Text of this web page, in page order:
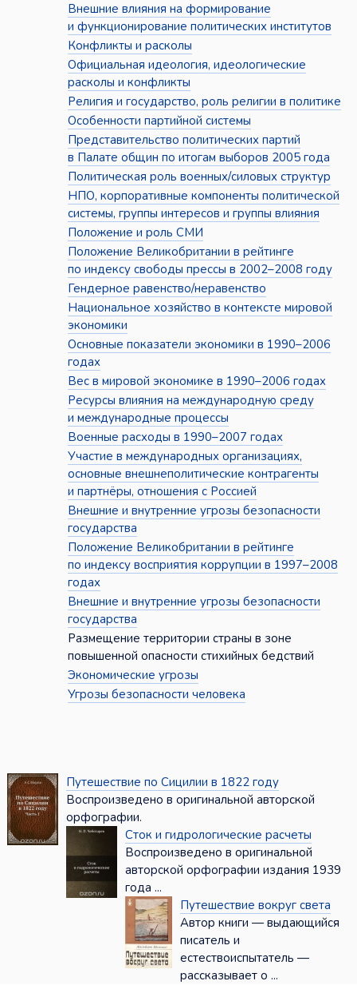
Внешние влияния на формирование
и функционирование политических институтов
Конфликты и расколы
Официальная идеология, идеологические
расколы и конфликты
Религия и государство, роль религии в политике
Особенности партийной системы
Представительство политических партий
в Палате общин по итогам выборов 2005 года
Политическая роль военных/силовых структур
НПО, корпоративные компоненты политической
системы, группы интересов и группы влияния
Положение и роль СМИ
Положение Великобритании в рейтинге
по индексу свободы прессы в 2002–2008 году
Гендерное равенство/неравенство
Национальное хозяйство в контексте мировой
экономики
Основные показатели экономики в 1990–2006
годах
Вес в мировой экономике в 1990–2006 годах
Ресурсы влияния на международную среду
и международные процессы
Военные расходы в 1990–2007 годах
Участие в международных организациях,
основные внешнеполитические контрагенты
и партнёры, отношения с Россией
Внешние и внутренние угрозы безопасности
государства
Положение Великобритании в рейтинге
по индексу восприятия коррупции в 1997–2008
годах
Внешние и внутренние угрозы безопасности
государства
Размещение территории страны в зоне
повышенной опасности стихийных бедствий
Экономические угрозы
Угрозы безопасности человека
Путешествие по Сицилии в 1822 году
Воспроизведено в оригинальной авторской
орфографии.
Сток и гидрологические расчеты
Воспроизведено в оригинальной
авторской орфографии издания 1939
года ...
Путешествие вокруг света
Автор книги — выдающийся
писатель и
естествоиспытатель —
рассказывает о ...